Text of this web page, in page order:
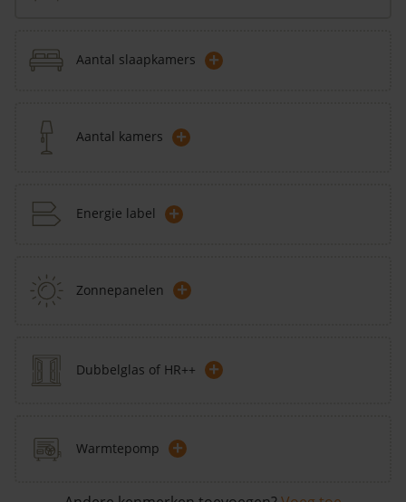
Aantal slaapkamers +
Aantal kamers +
Energie label +
Zonnepanelen +
Dubbelglas of HR++ +
Warmtepomp +